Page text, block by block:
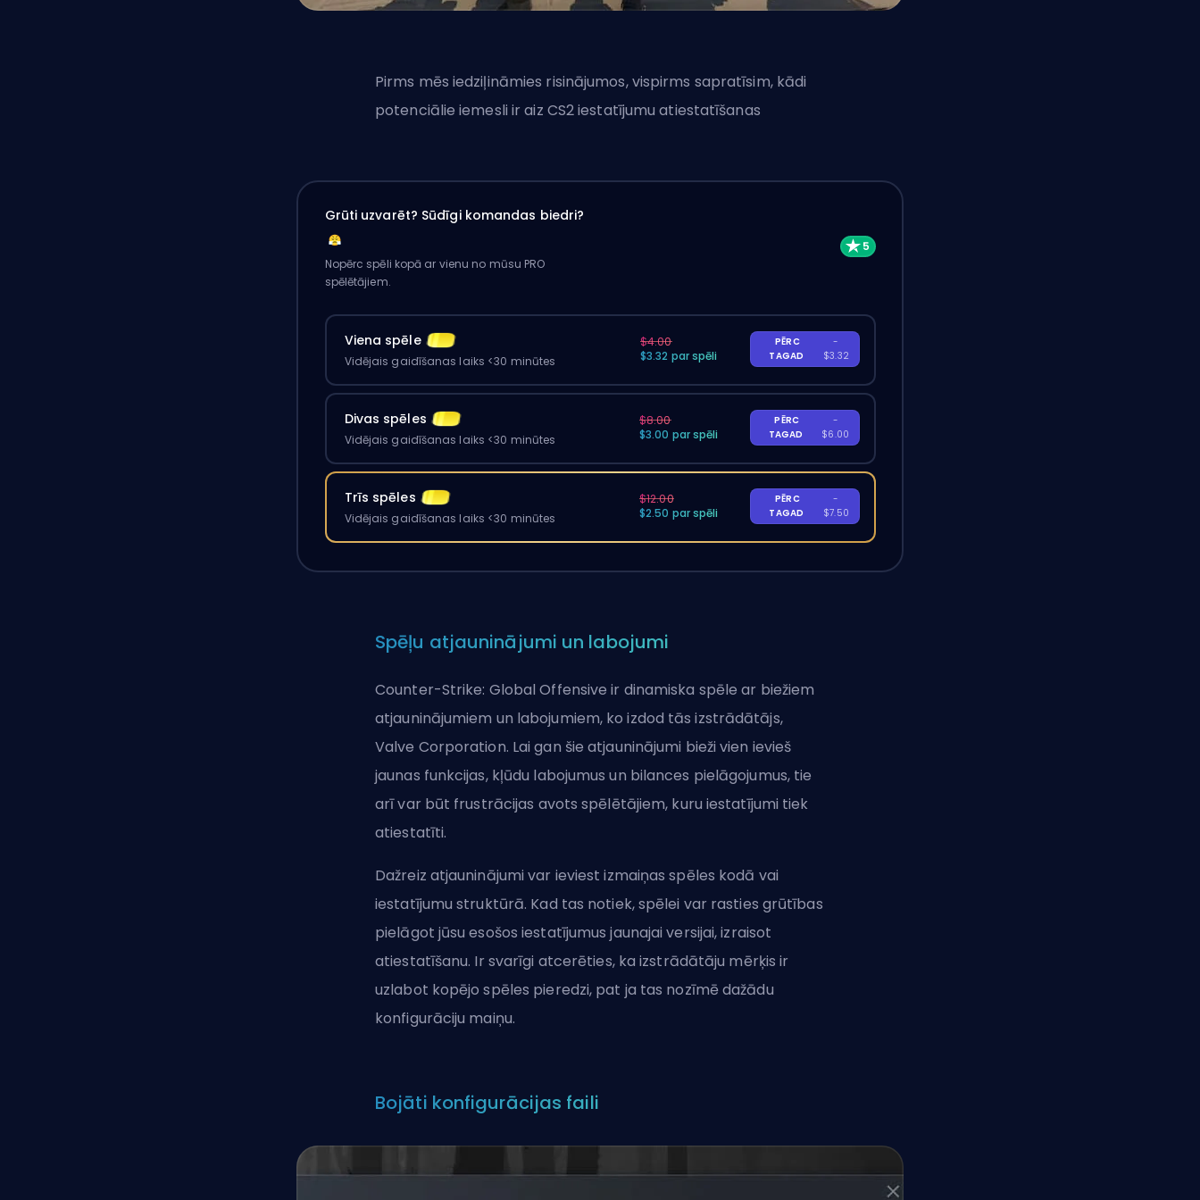
Pirms mēs iedziļināmies risinājumos, vispirms sapratīsim, kādi
potenciālie iemesli ir aiz CS2 iestatījumu atiestatīšanas
Grūti uzvarēt? Sūdīgi komandas biedri?
Nopērc spēli kopā ar vienu no mūsu PRO
spēlētājiem.
Viena spēle
Vidējais gaidīšanas laiks <30 minūtes
$4.00
$3.32 par spēli
PĒRC
TAGAD
-
$3.32
Divas spēles
Vidējais gaidīšanas laiks <30 minūtes
$8.00
$3.00 par spēli
PĒRC
TAGAD
-
$6.00
Trīs spēles
Vidējais gaidīšanas laiks <30 minūtes
$12.00
$2.50 par spēli
PĒRC
TAGAD
-
$7.50
Spēļu atjauninājumi un labojumi
Counter-Strike: Global Offensive ir dinamiska spēle ar biežiem
atjauninājumiem un labojumiem, ko izdod tās izstrādātājs,
Valve Corporation. Lai gan šie atjauninājumi bieži vien ievieš
jaunas funkcijas, kļūdu labojumus un bilances pielāgojumus, tie
arī var būt frustrācijas avots spēlētājiem, kuru iestatījumi tiek
atiestatīti.
Dažreiz atjauninājumi var ieviest izmaiņas spēles kodā vai
iestatījumu struktūrā. Kad tas notiek, spēlei var rasties grūtības
pielāgot jūsu esošos iestatījumus jaunajai versijai, izraisot
atiestatīšanu. Ir svarīgi atcerēties, ka izstrādātāju mērķis ir
uzlabot kopējo spēles pieredzi, pat ja tas nozīmē dažādu
konfigurāciju maiņu.
Bojāti konfigurācijas faili